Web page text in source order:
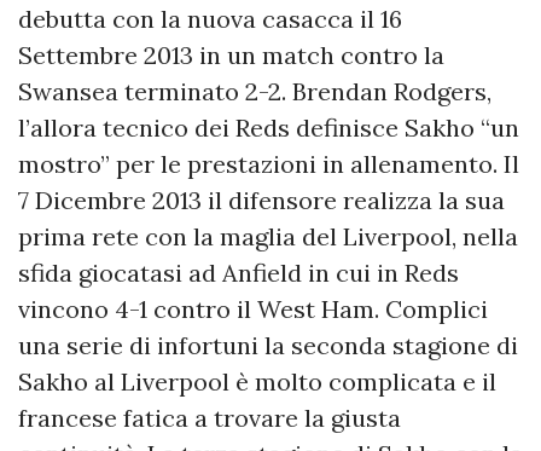
debutta con la nuova casacca il 16
Settembre 2013 in un match contro la
Swansea terminato 2-2. Brendan Rodgers,
l’allora tecnico dei Reds definisce Sakho “un
mostro” per le prestazioni in allenamento. Il
7 Dicembre 2013 il difensore realizza la sua
prima rete con la maglia del Liverpool, nella
sfida giocatasi ad Anfield in cui in Reds
vincono 4-1 contro il West Ham. Complici
una serie di infortuni la seconda stagione di
Sakho al Liverpool è molto complicata e il
francese fatica a trovare la giusta